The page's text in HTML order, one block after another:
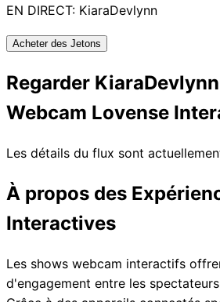
EN DIRECT: KiaraDevlynn
Acheter des Jetons
Regarder
Webcam Lovense
Les détails du flux sont
À propos des
Interactives
Les shows webcam interactifs
d'engagement entre les